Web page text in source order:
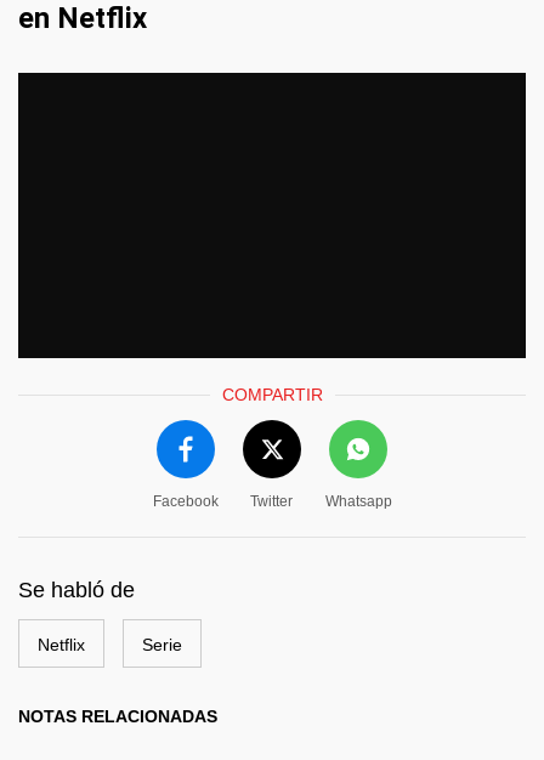
en Netflix
COMPARTIR
Facebook Twitter Whatsapp
Se habló de
Netflix Serie
NOTAS RELACIONADAS